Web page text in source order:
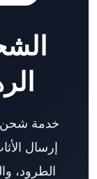
خدمة
إرسال
الطرود،